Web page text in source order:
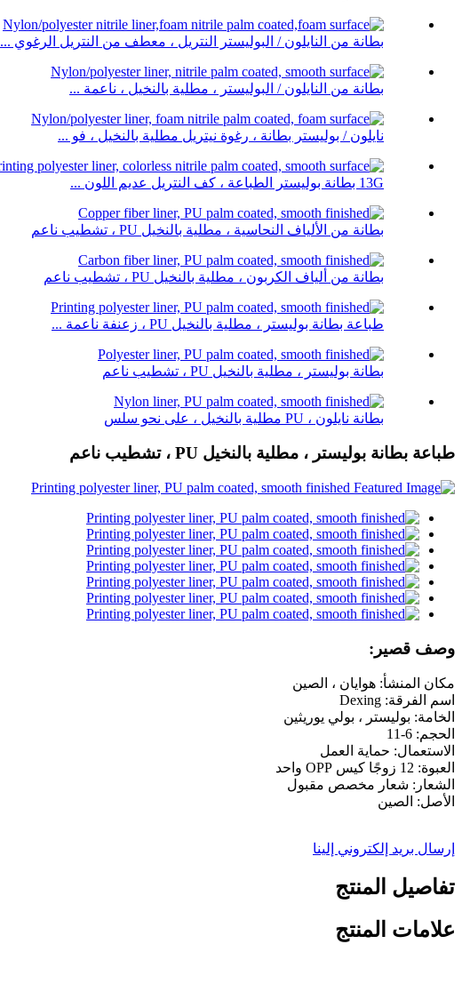
بطانة من النايلون / البوليستر النتريل ، معطف من النتريل الرغوي ...
بطانة من النايلون / البوليستر ، مطلية بالنخيل ، ناعمة ...
نايلون / بوليستر بطانة ، رغوة نيتريل مطلية بالنخيل ، فو ...
13G بطانة بوليستر الطباعة ، كف النتريل عديم اللون ...
بطانة من الألياف النحاسية ، مطلية بالنخيل PU ، تشطيب ناعم
بطانة من ألياف الكربون ، مطلية بالنخيل PU ، تشطيب ناعم
طباعة بطانة بوليستر ، مطلية بالنخيل PU ، زعنفة ناعمة ...
بطانة بوليستر ، مطلية بالنخيل PU ، تشطيب ناعم
بطانة نايلون ، PU مطلية بالنخيل ، على نحو سلس
طباعة بطانة بوليستر ، مطلية بالنخيل PU ، تشطيب ناعم
وصف قصير:
مكان المنشأ: هوايان ، الصين
اسم الفرقة: Dexing
الخامة: بوليستر ، بولي يوريثين
الحجم: 6-11
الاستعمال: حماية العمل
العبوة: 12 زوجًا كيس OPP واحد
الشعار: شعار مخصص مقبول
الأصل: الصين
إرسال بريد إلكتروني إلينا
تفاصيل المنتج
علامات المنتج